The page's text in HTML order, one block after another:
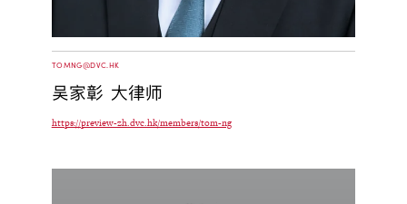
TOMNG@DVC.HK
吴家彰 大律师
https://preview-zh.dvc.hk/members/tom-ng